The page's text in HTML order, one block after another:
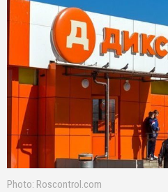
Photo: Roscontrol.com